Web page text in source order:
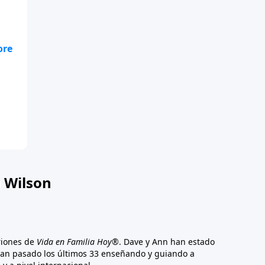
de Vida en Familia Hoy®. Dave y Ann han estado
pasado los últimos 33 enseñando y guiando a